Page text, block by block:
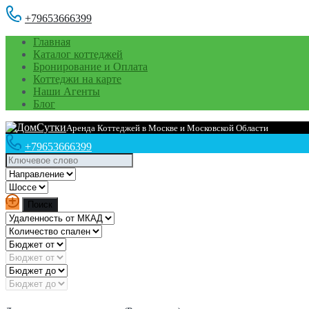
+79653666399
Главная
Каталог коттеджей
Бронирование и Оплата
Коттеджи на карте
Наши Агенты
Блог
Аренда Коттеджей в Москве и Московской Области
+79653666399